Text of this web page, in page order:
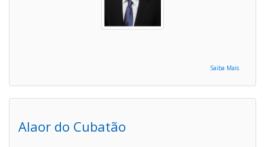
Saiba Mais
Alaor do Cubatão